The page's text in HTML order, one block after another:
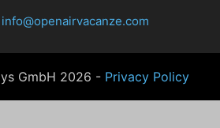
info@openairvacanze.com
GmbH 2026 - Privacy Policy